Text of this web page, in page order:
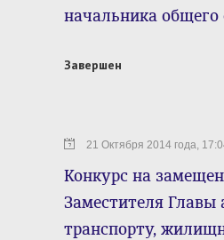
начальника
Завершен
21 Октября 2014 года,
Конкурс на
Заместителя
транспорту,